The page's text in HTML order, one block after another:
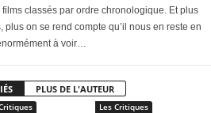
classés par ordre chronologique. Et plus
on se rend compte qu’il nous en reste en
à voir…
PLUS DE L'AUTEUR
Les Critiques